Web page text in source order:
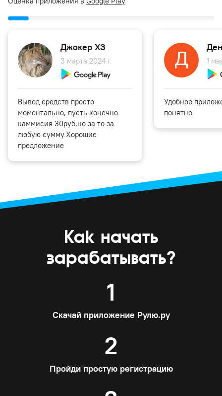
Джокер ХЗ
3 марта 2024 г.
Вывод средств просто
моментально, пусть конечно
каммисия 30руб,но за то за
любую сумму.Хорошие
предложение
1
Удобное
понятно
Как начать
зарабатывать?
1
Скачай приложение Рулю.ру
2
Пройди простую регистрацию